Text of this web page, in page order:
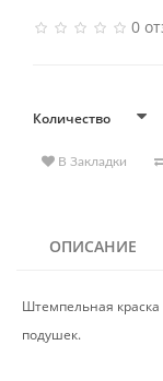
0
Количество
В Закладки
ОПИСАНИЕ
Штемпельная
подушек.